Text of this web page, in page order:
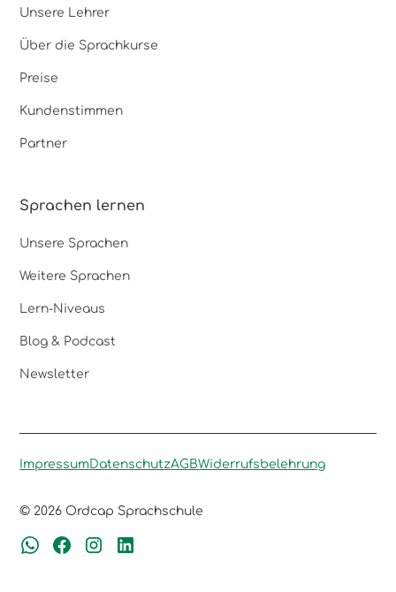
Unsere Lehrer
Über die Sprachkurse
Preise
Kundenstimmen
Partner
Sprachen lernen
Unsere Sprachen
Weitere Sprachen
Lern-Niveaus
Blog & Podcast
Newsletter
© 2026 Ordcap Sprachschule
ImpressumDatenschutzAGBWiderrufsbelehrung